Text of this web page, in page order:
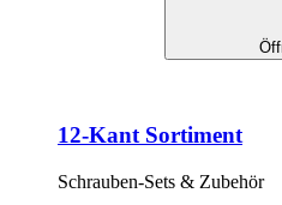
12-Kant Sortiment
Schrauben-Sets & Zubehör